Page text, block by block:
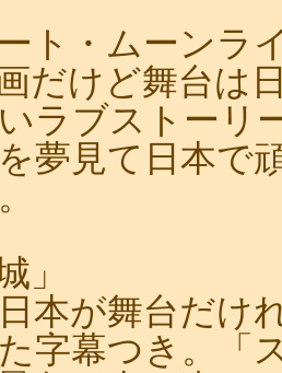
ート・ムーンラ
だけど舞台は
ラブストーリ
夢見て日本で
」
本が舞台だけ
字幕つき。「